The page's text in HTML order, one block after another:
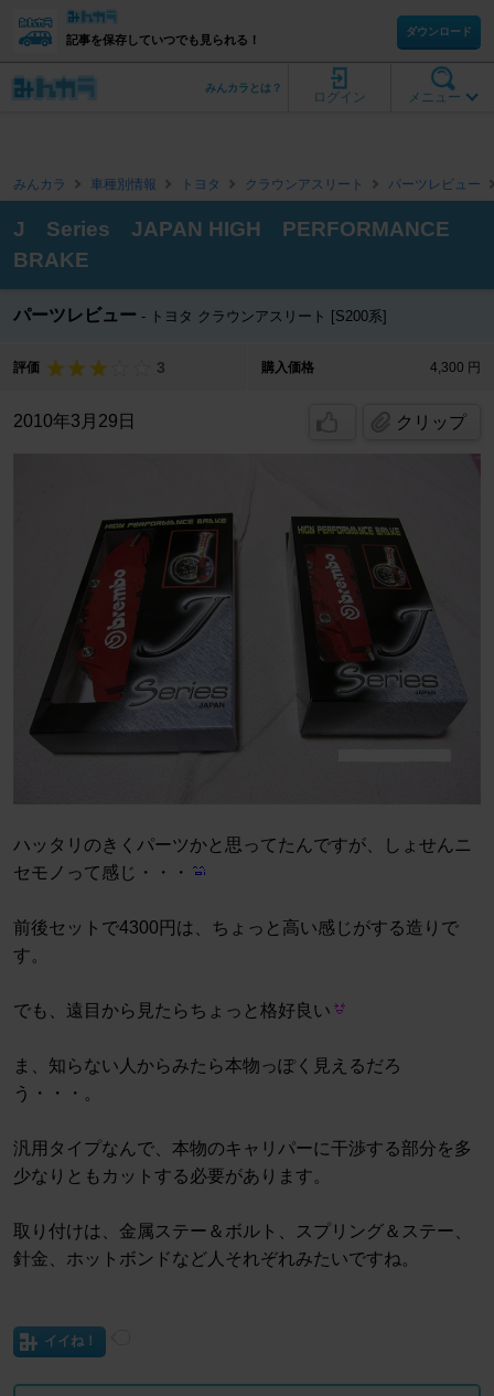
記事を保存していつでも見られる！
ダウンロード
メニュー
ログイン
みんカラとは？
みんカラ 車種別情報 トヨタ クラウンアスリート パーツレビュー
J Series JAPAN HIGH PERFORMANCE
BRAKE
パーツレビュー トヨタ クラウンアスリート [S200系]
評価 3 購入価格 4,300 円
2010年3月29日 クリップ
ハッタリのきくパーツかと思ってたんですが、しょせんニ
セモノって感じ・・・
前後セットで4300円は、ちょっと高い感じがする造りで
す。
でも、遠目から見たらちょっと格好良い
ま、知らない人からみたら本物っぽく見えるだろ
う・・・。
汎用タイプなんで、本物のキャリパーに干渉する部分を多
少なりともカットする必要があります。
取り付けは、金属ステー＆ボルト、スプリング＆ステー、
針金、ホットボンドなど人それぞれみたいですね。
イイね！